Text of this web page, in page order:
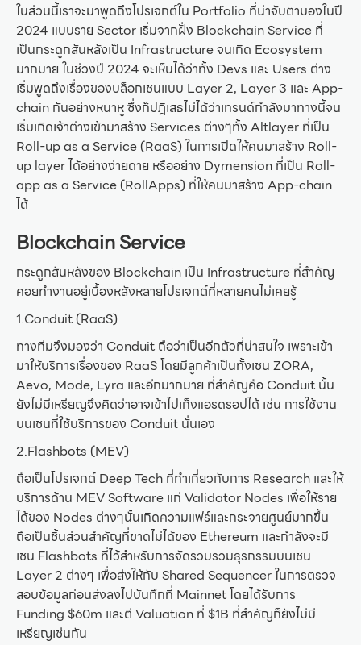
ในส่วนนี้เราจะมาพูดถึงโปรเจกต์ใน Portfolio ที่น่าจับตามองในปี
2024 แบบราย Sector เริ่มจากฝั่ง Blockchain Service ที่
เป็นกระดูกสันหลังเป็น Infrastructure จนเกิด Ecosystem
มากมาย ในช่วงปี 2024 จะเห็นได้ว่าทั้ง Devs และ Users ต่าง
เริ่มพูดถึงเรื่องของบล็อกเชนแบบ Layer 2, Layer 3 และ App-
chain กันอย่างหนาหู ซึ่งก็ปฎิเสธไม่ได้ว่าเทรนด์กำลังมาทางนี้จน
เริ่มเกิดเจ้าต่างเข้ามาสร้าง Services ต่างๆทั้ง Altlayer ที่เป็น
Roll-up as a Service (RaaS) ในการเปิดให้คนมาสร้าง Roll-
up layer ได้อย่างง่ายดาย หรืออย่าง Dymension ที่เป็น Roll-
app as a Service (RollApps) ที่ให้คนมาสร้าง App-chain
ได้
Blockchain Service
กระดูกสันหลังของ Blockchain เป็น Infrastructure ที่สำคัญ
คอยทำงานอยู่เบื้องหลังหลายโปรเจกต์ที่หลายคนไม่เคยรู้
1.Conduit (RaaS)
ทางทีมจึงมองว่า Conduit ถือว่าเป็นอีกตัวที่น่าสนใจ เพราะเข้า
มาให้บริการเรื่องของ RaaS โดยมีลูกค้าเป็นทั้งเชน ZORA,
Aevo, Mode, Lyra และอีกมากมาย ที่สำคัญคือ Conduit นั้น
ยังไม่มีเหรียญจึงคิดว่าอาจเข้าไปเก็งแอรดรอปได้ เช่น การใช้งาน
บนเชนที่ใช้บริการของ Conduit นั่นเอง
2.Flashbots (MEV)
ถือเป็นโปรเจกต์ Deep Tech ที่ทำเกี่ยวกับการ Research และให้
บริการด้าน MEV Software แก่ Validator Nodes เพื่อให้ราย
ได้ของ Nodes ต่างๆนั้นเกิดความแฟร์และกระจายศูนย์มากขึ้น
ถือเป็นชิ้นส่วนสำคัญที่ขาดไม่ได้ของ Ethereum และกำลังจะมี
เชน Flashbots ที่ไว้สำหรับการจัดรวบรวมธุรกรรมบนเชน
Layer 2 ต่างๆ เพื่อส่งให้กับ Shared Sequencer ในการตรวจ
สอบข้อมูลก่อนส่งลงไปบันทึกที่ Mainnet โดยได้รับการ
Funding $60m และตี Valuation ที่ $1B ที่สำคัญก็ยังไม่มี
เหรียญเช่นกัน